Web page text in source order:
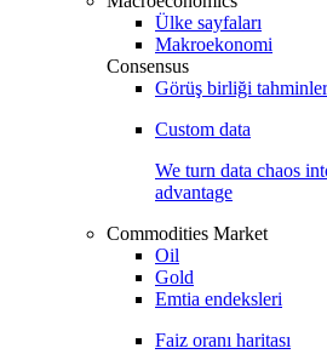
Ülke sayfaları
Makroekonomi
Consensus
Görüş birliği
Custom data
We turn data chaos
advantage
Commodities Market
Oil
Gold
Emtia endeksleri
Faiz oranı haritası